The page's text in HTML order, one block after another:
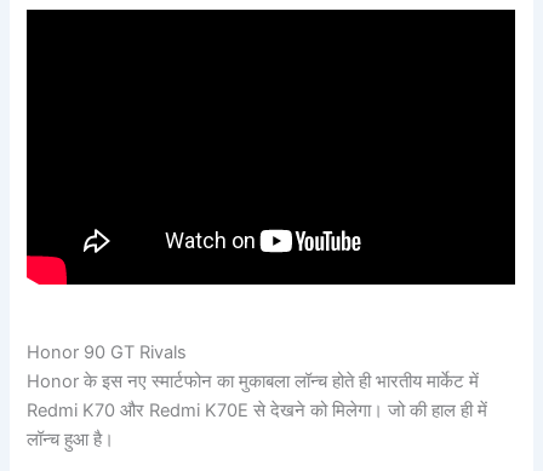
Honor 90 GT Rivals
Honor के इस नए स्मार्टफोन का मुकाबला लॉन्च होते ही भारतीय मार्केट में
Redmi K70 और Redmi K70E से देखने को मिलेगा। जो की हाल ही में
लॉन्च हुआ है।